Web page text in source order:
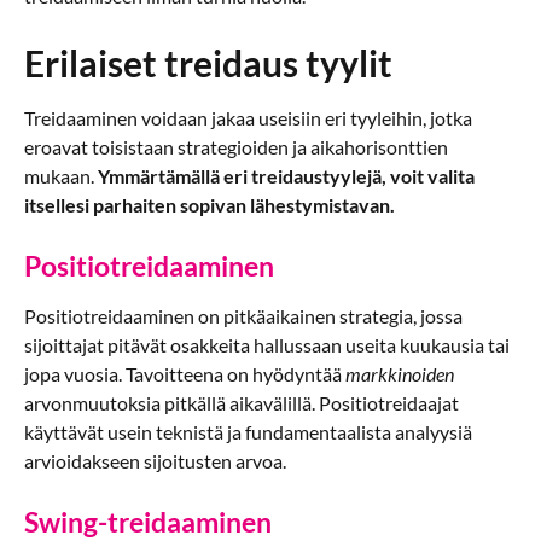
Erilaiset treidaus tyylit
Treidaaminen voidaan jakaa useisiin eri tyyleihin, jotka
eroavat toisistaan strategioiden ja aikahorisonttien
mukaan.Ymmärtämällä eri treidaustyylejä, voit valita
itsellesi parhaiten sopivan lähestymistavan.
Positiotreidaaminen
Positiotreidaaminen on pitkäaikainen strategia, jossa
sijoittajat pitävät osakkeita hallussaan useita kuukausia tai
jopa vuosia. Tavoitteena on hyödyntäämarkkinoiden
arvonmuutoksia pitkällä aikavälillä. Positiotreidaajat
käyttävät usein teknistä ja fundamentaalista analyysiä
arvioidakseen sijoitusten arvoa.
Swing-treidaaminen